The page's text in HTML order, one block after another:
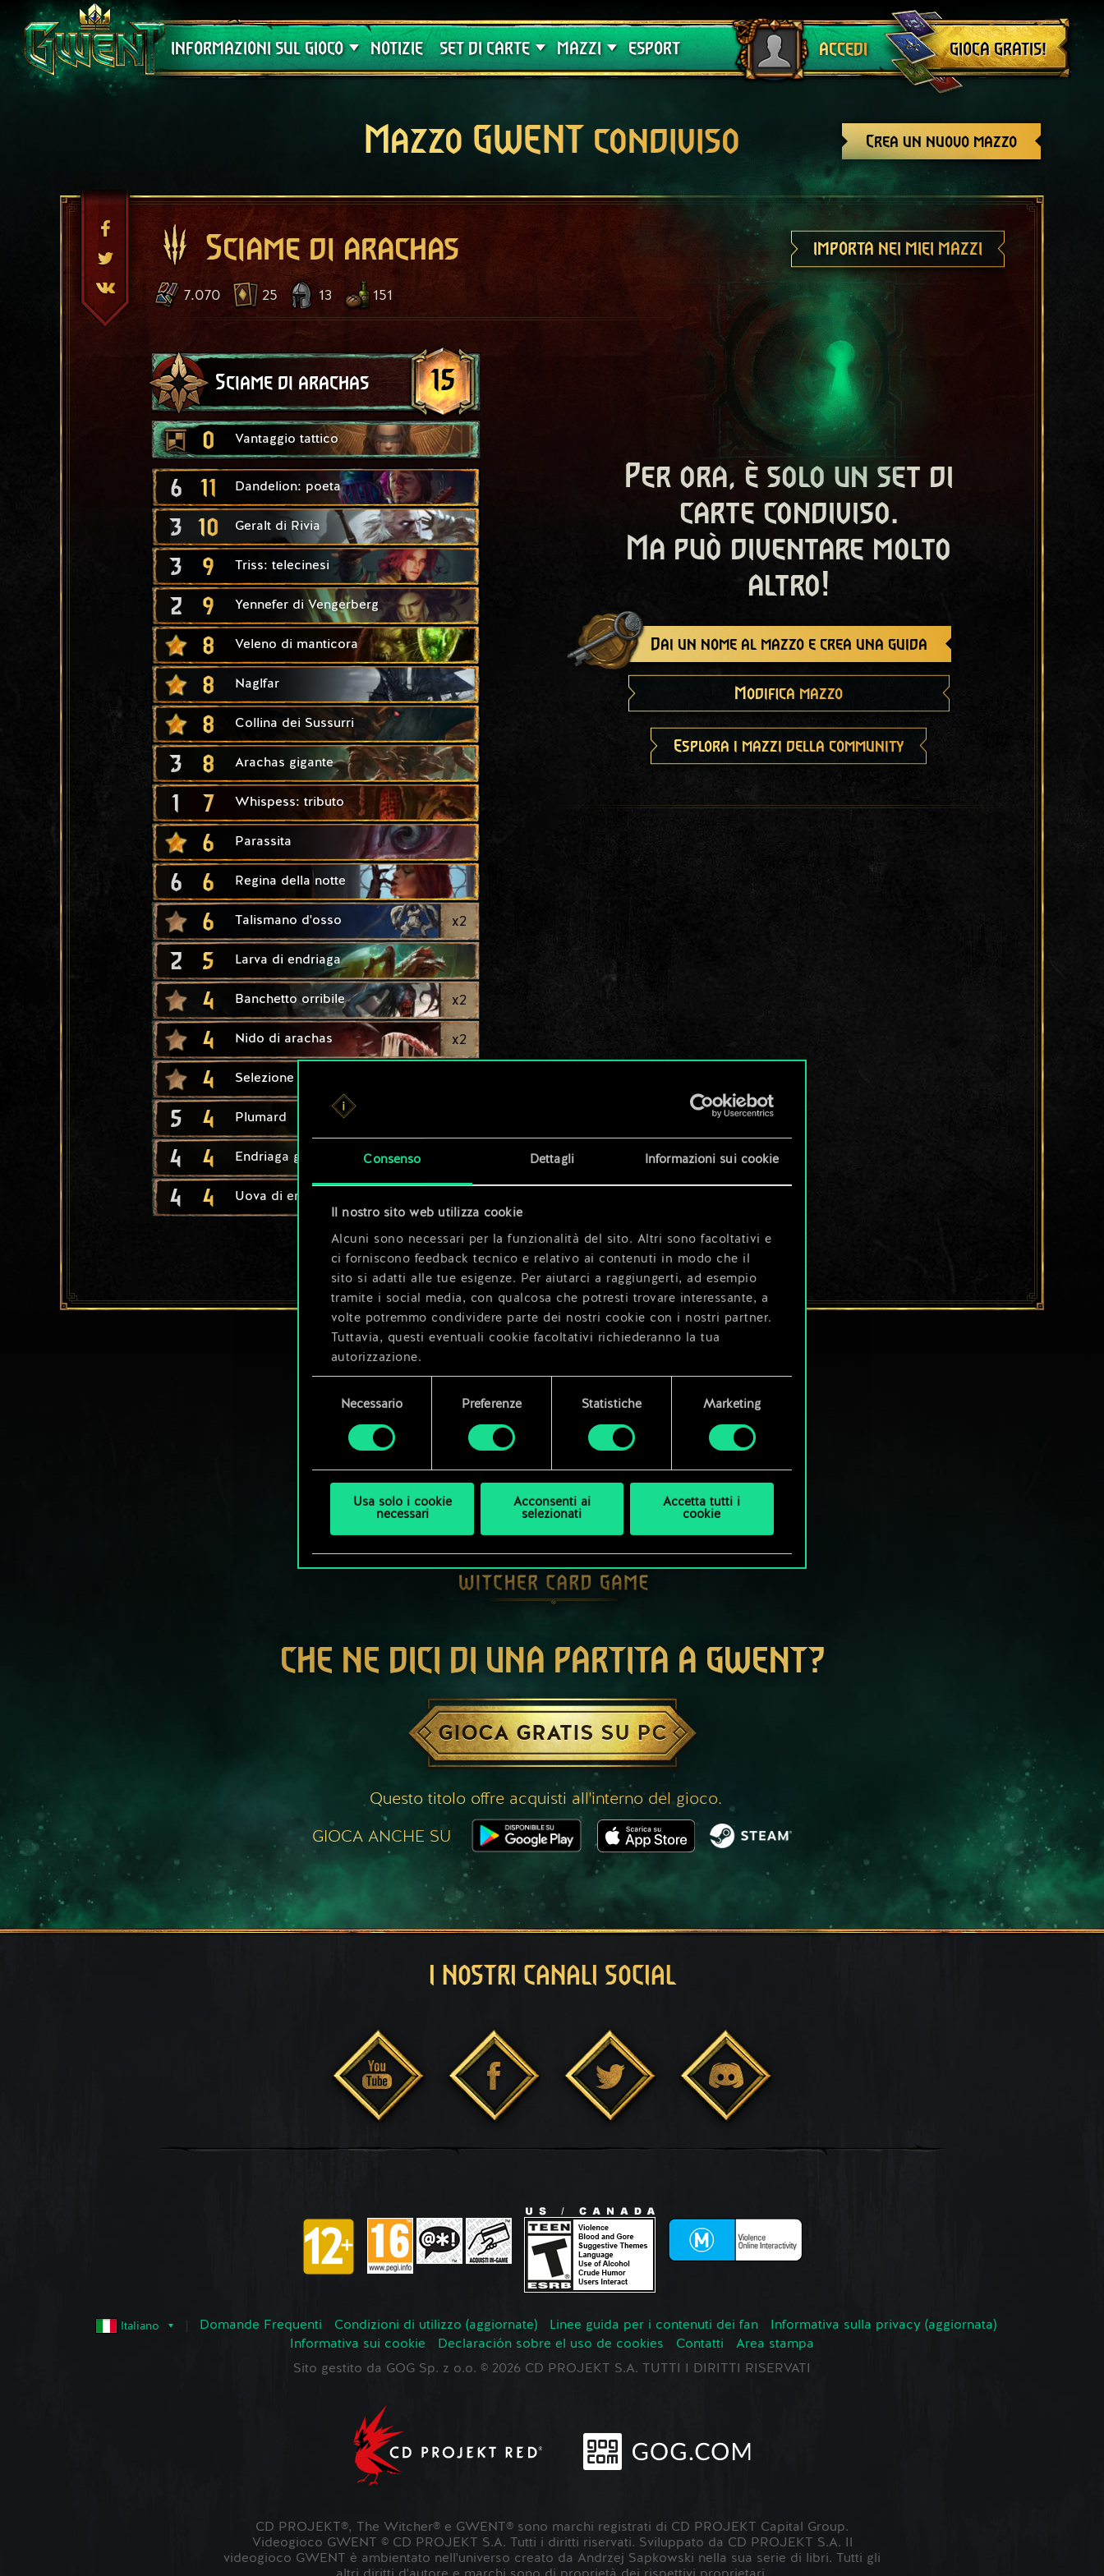
Consenso Dettagli Informazioni sui cookie
Il nostro sito web utilizza cookie
Alcuni sono necessari per la funzionalità del sito. Altri sono facoltativi e
ci forniscono feedback tecnico e relativo ai contenuti in modo che il
sito si adatti alle tue esigenze. Per aiutarci a raggiungerti, ad esempio
tramite i social media, con qualcosa che potresti trovare interessante, a
volte potremmo condividere parte dei nostri cookie con i nostri partner.
Tuttavia, questi eventuali cookie facoltativi richiederanno la tua
autorizzazione.
Tutti i dettagli su come utilizziamo i cookie e su come impostare le tue
consenso
Necessario Preferenze Statistiche Marketing
Usa solo i cookie
necessari
Acconsenti ai
selezionati
Accetta tutti i
cookie
INFORMAZIONI SUL GIOCO
Assistenza
NOTIZIE SET DI CARTE
Crimson Curse
MAZZI
Guide
ESPORT ACCEDI
Esci
GIOCA GRATIS!
Crea un nuovo mazzo
Mazzo GWENT condiviso
Sciame di arachas IMPORTA NEI MIEI MAZZI
7.070 25 13 151
Sciame di arachas 15
0 Vantaggio tattico
6 11 Dandelion: poeta
3 10 Geralt di Rivia
3 9 Triss: telecinesi
2 9 Yennefer di Vengerberg
8 Veleno di manticora
8 Naglfar
8 Collina dei Sussurri
3 8 Arachas gigante
1 7 Whispess: tributo
6 Parassita
6 6 Regina della notte
6 Talismano d'osso x2
2 5 Larva di endriaga
4 Banchetto orribile x2
4 Nido di arachas x2
4 Selezione naturale
5 4 Plumard
4 4 Endriaga guerriera
4 4 Uova di endriaga
Per ora, è solo un set di
carte condiviso.
Ma può diventare molto
altro!
Dai un nome al mazzo e crea una guida
Modifica mazzo
Esplora i mazzi della community
CHE NE DICI DI UNA PARTITA A GWENT?
GIOCA GRATIS SU PC
Questo titolo offre acquisti all'interno del gioco.
GIOCA ANCHE SU
I NOSTRI CANALI SOCIAL
Italiano Domande Frequenti Condizioni di utilizzo (aggiornate) Linee guida per i contenuti dei fan
Informativa sulla privacy (aggiornata)
Informativa sui cookie
Declaración sobre el uso de cookies Contatti
Area stampa
Sito gestito da GOG Sp. z o.o. © 2026 CD PROJEKT S.A. TUTTI I DIRITTI RISERVATI
CD PROJEKT®, The Witcher® e GWENT® sono marchi registrati di CD PROJEKT Capital Group.
Videogioco GWENT © CD PROJEKT S.A. Tutti i diritti riservati. Sviluppato da CD PROJEKT S.A. Il
videogioco GWENT è ambientato nell'universo creato da Andrzej Sapkowski nella sua serie di libri. Tutti gli